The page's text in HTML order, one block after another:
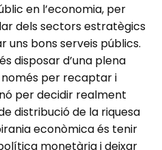
en l’economia, per
dels sectors estratègics
uns bons serveis públics.
disposar d’una plena
només per recaptar i
per decidir realment
distribució de la riquesa
econòmica és tenir
monetària i deixar